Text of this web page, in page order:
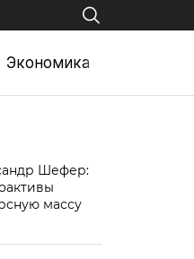
Экономика
Шефер:
массу